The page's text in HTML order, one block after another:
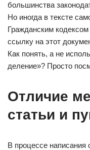
большинства
Но иногда в тексте
Гражданским
ссылку на этот
Как понять, а не
деление»? Просто
Отличие
статьи и
В процессе написания